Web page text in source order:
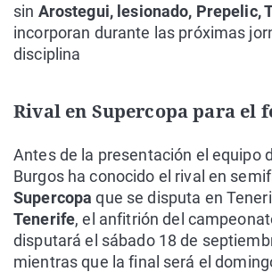
sin Arostegui, lesionado, Prepelic,
incorporan durante las próximas
disciplina
Rival en Supercopa para el
Antes de la presentación el equipo
Burgos ha conocido el rival en
Supercopa que se disputa en
Tenerife, el anfitrión del
disputará el sábado 18 de
mientras que la final será el